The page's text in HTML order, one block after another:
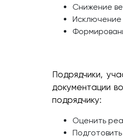
Снижение
Исключение
Подрядчики,
документации
подрядчику:
Оценить